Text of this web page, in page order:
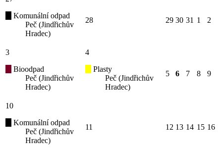
Komunální odpad
Peč (Jindřichův
Hradec)
28 29 30 31 1 2
3
Bioodpad
Peč (Jindřichův
Hradec)
4
Plasty
Peč (Jindřichův
Hradec)
5 6 7 8 9
10
Komunální odpad
Peč (Jindřichův
Hradec)
11 12 13 14 15 16